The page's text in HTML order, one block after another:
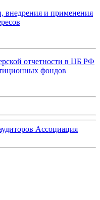
внедрения и применения
отчетности в ЦБ РФ
фондов